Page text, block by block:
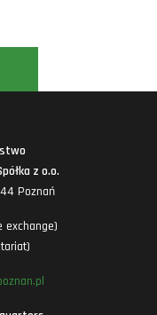
z o.o.
Poznań
exchange)